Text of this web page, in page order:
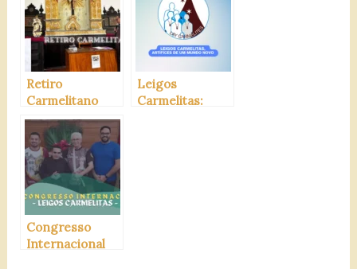
Retiro
Carmelitano
(OTC/SE)
Leigos
Carmelitas:
Congresso
Internacional